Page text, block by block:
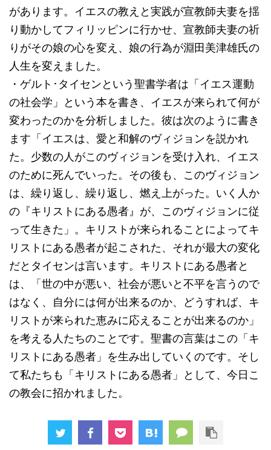
があります。イエスの教えと実践が宣教師夫妻を揺
り動かしてフィリッピンに行かせ、宣教師夫妻の祈
りがその娘の心を変え、娘の行為が淵田美津雄氏の
人生を変えました。
・ゲルト･タイセンという聖書学者は「イエス運動
の社会学」という本を書き、イエスが来られて何が
変わったのかを分析しました。彼は次のように書き
ます「イエスは、愛と和解のヴィジョンを説かれ
た。少数の人がこのヴィジョンを受け入れ、イエス
のために死んでいった。その後も、このヴィジョン
は、繰り返し、繰り返し、燃え上がった。いく人か
の『キリストにある愚者』が、このヴィジョンに従
って生きた」。キリストが来られることによってキ
リストにある愚者が起こされた、それが最大の変化
だとタイセンは言います。キリストにある愚者と
は、「世の中が悪い、社会が悪いと不平を言うので
はなく、自分には何が出来るのか、どうすれば、キ
リストが来られた恵みに応えることが出来るのか」
を考える人たちのことです。聖書の言葉はこの「キ
リストにある愚者」を生み出していくのです。そし
て私たちも「キリストにある愚者」として、今日こ
の教会に招かれました。